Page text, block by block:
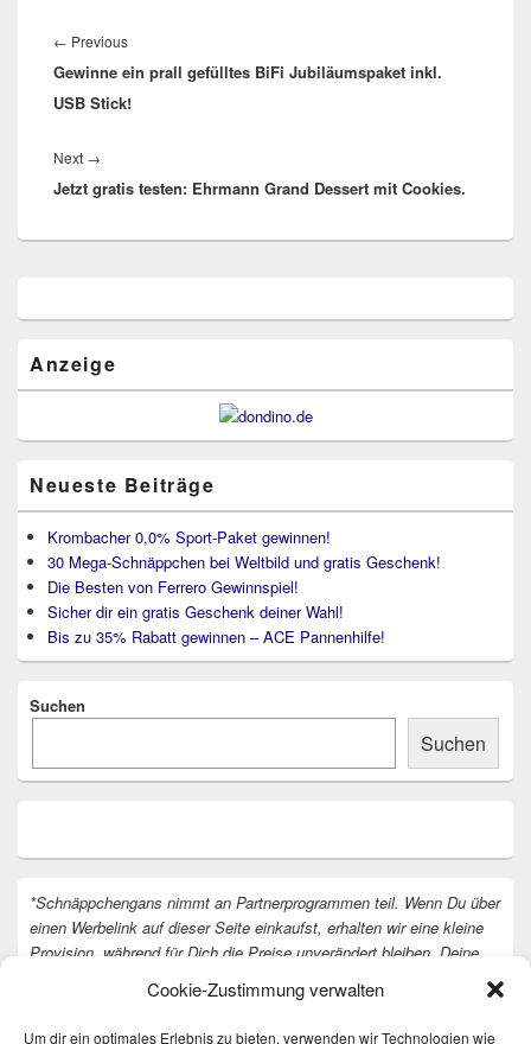
Cookie-Zustimmung verwalten
Um dir ein optimales Erlebnis zu bieten, verwenden wir Technologien wie
← PreviousPrevious
post:
Gewinne ein prall gefülltes BiFi Jubiläumspaket inkl.
USB Stick!
Next →
post:
Jetzt gratis testen: Ehrmann Grand Dessert mit Cookies.
Anzeige
Neueste Beiträge
Krombacher 0,0% Sport-Paket gewinnen!
30 Mega-Schnäppchen bei Weltbild und gratis Geschenk!
Die Besten von Ferrero Gewinnspiel!
Sicher dir ein gratis Geschenk deiner Wahl!
Bis zu 35% Rabatt gewinnen – ACE Pannenhilfe!
Suchen
Suchen
*Schnäppchengans nimmt an Partnerprogrammen teil. Wenn Du über
einen Werbelink auf dieser Seite einkaufst, erhalten wir eine kleine
Provision, während für Dich die Preise unverändert bleiben. Deine
Vielen Dank dafür!